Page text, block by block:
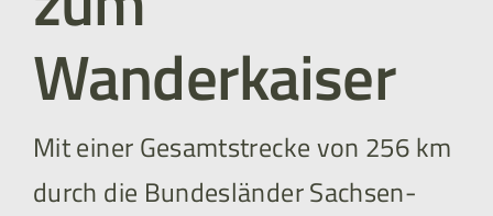
Wanderkaiser
Mit einer Gesamtstrecke von 256 km
durch die Bundesländer Sachsen-